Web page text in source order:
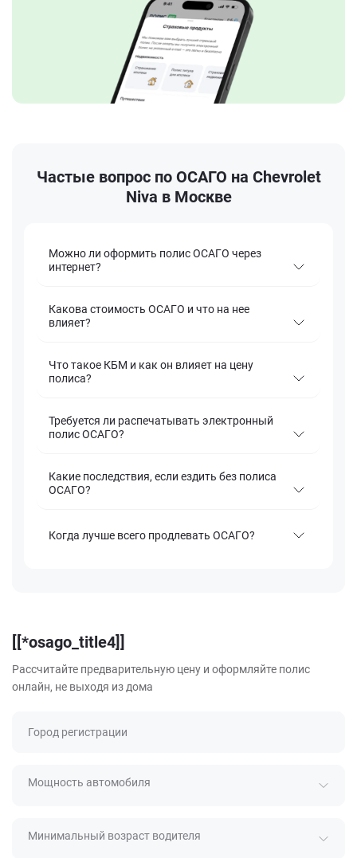
Частые вопрос по ОСАГО на Chevrolet
Niva в Москве
Можно ли оформить полис ОСАГО через
интернет?
Какова стоимость ОСАГО и что на нее
влияет?
Что такое КБМ и как он влияет на цену
полиса?
Требуется ли распечатывать электронный
полис ОСАГО?
Какие последствия, если ездить без полиса
ОСАГО?
Когда лучше всего продлевать ОСАГО?
[[*osago_title4]]
Рассчитайте предварительную цену и оформляйте полис
онлайн, не выходя из дома
Город регистрации
Мощность автомобиля
Минимальный возраст водителя